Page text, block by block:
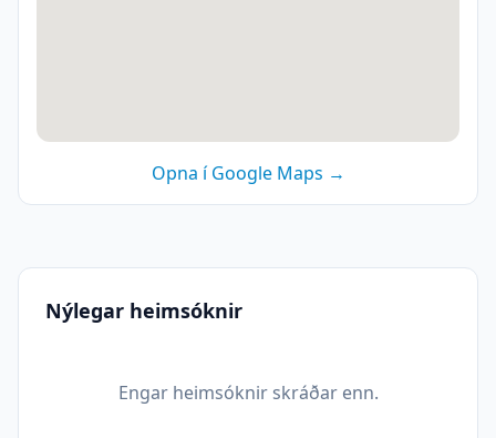
Opna í Google Maps →
Nýlegar heimsóknir
Engar heimsóknir skráðar enn.